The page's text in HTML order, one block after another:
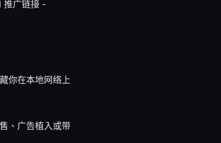
推广链接 -
你在本地网络上
、广告植入或带